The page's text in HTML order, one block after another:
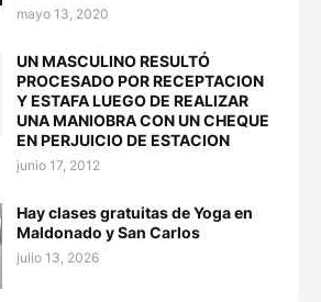
mayo 13, 2020
UN MASCULINO RESULTÓ
PROCESADO POR RECEPTACION
Y ESTAFA LUEGO DE REALIZAR
UNA MANIOBRA CON UN CHEQUE
EN PERJUICIO DE ESTACION
junio 17, 2012
Hay clases gratuitas de Yoga en
Maldonado y San Carlos
julio 13, 2026